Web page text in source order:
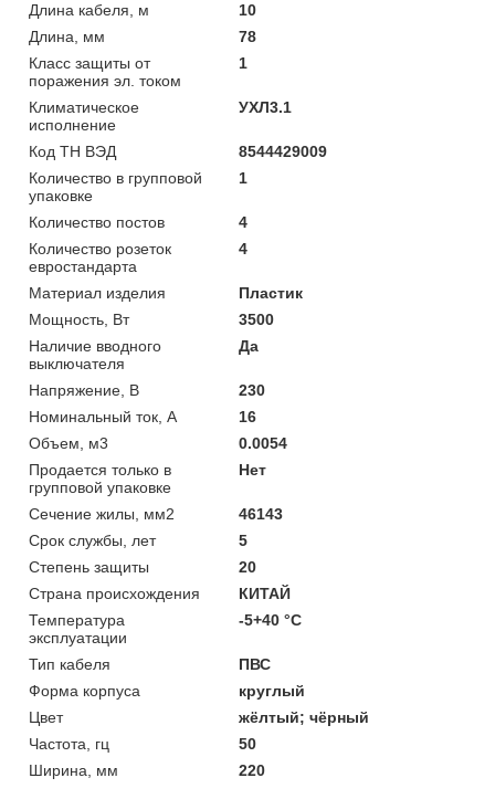
Длина кабеля, м
10
Длина, мм
78
Класс защиты от
поражения эл. током
1
Климатическое
исполнение
УХЛ3.1
Код ТН ВЭД
8544429009
Количество в групповой
упаковке
1
Количество постов
4
Количество розеток
евростандарта
4
Материал изделия
Пластик
Мощность, Вт
3500
Наличие вводного
выключателя
Да
Напряжение, В
230
Номинальный ток, А
16
Объем, м3
0.0054
Продается только в
групповой упаковке
Нет
Сечение жилы, мм2
46143
Срок службы, лет
5
Степень защиты
20
Страна происхождения
КИТАЙ
Температура
эксплуатации
-5+40 °C
Тип кабеля
ПВС
Форма корпуса
круглый
Цвет
жёлтый; чёрный
Частота, гц
50
Ширина, мм
220